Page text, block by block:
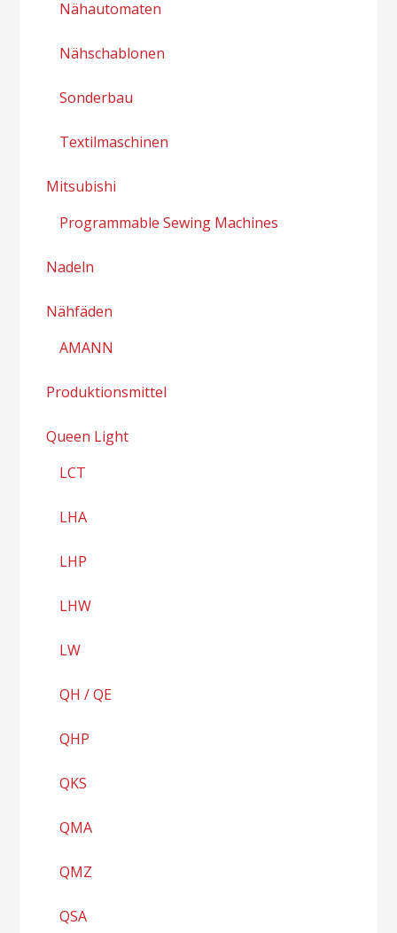
Nähautomaten
Nähschablonen
Sonderbau
Textilmaschinen
Mitsubishi
Programmable Sewing Machines
Nadeln
Nähfäden
AMANN
Produktionsmittel
Queen Light
LCT
LHA
LHP
LHW
LW
QH / QE
QHP
QKS
QMA
QMZ
QSA